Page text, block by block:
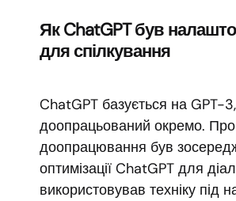
Як ChatGPT був
для спілкування
ChatGPT базується на GPT-
доопрацьований окремо.
доопрацювання був
оптимізації ChatGPT для
використовував техніку під